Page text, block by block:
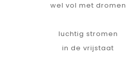
wel vol met dromen
luchtig stromen
in de vrijstaat